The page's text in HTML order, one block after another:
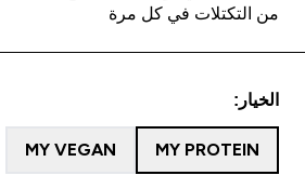
من التكتلات في كل مرة
الخيار:
MY PROTEIN
MY VEGAN